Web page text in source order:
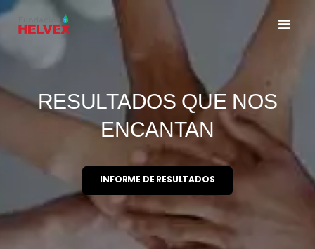
Toggle
RESULTADOS QUE NOS
ENCANTAN
INFORME DE RESULTADOS